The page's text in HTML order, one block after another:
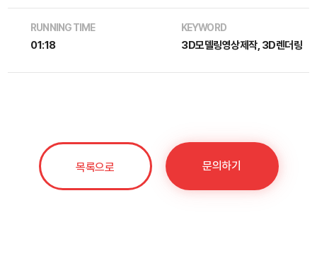
RUNNING TIME
01:18
KEYWORD
3D모델링영상제작, 3D렌더링
목록으로 문의하기